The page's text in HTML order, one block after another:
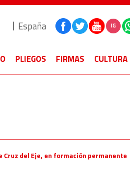
España IG
PLIEGOS FIRMAS CULTURA
Cruz del Eje, en formación permanente